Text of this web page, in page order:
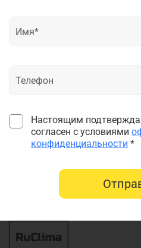
Настоящим
согласен с условиями
конфиденциальности *